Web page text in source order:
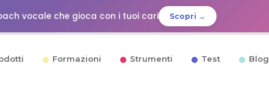
vocale che gioca con i tuoi cari Scopri →
Formazioni Strumenti Test Blog